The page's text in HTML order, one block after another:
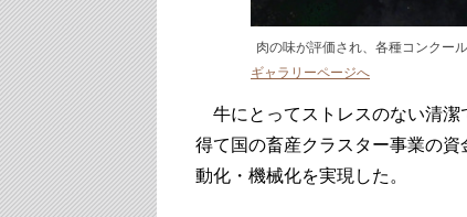
肉の味が評価され、各種コンクー
ギャラリーページへ
牛にとってストレスのない清潔
得て国の畜産クラスター事業の
動化・機械化を実現した。